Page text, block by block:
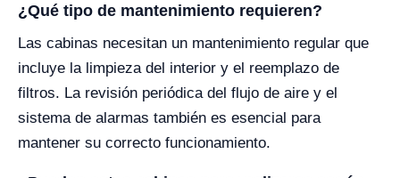
¿Qué tipo de mantenimiento requieren?
Las cabinas necesitan un mantenimiento regular que
incluye la limpieza del interior y el reemplazo de
filtros. La revisión periódica del flujo de aire y el
sistema de alarmas también es esencial para
mantener su correcto funcionamiento.